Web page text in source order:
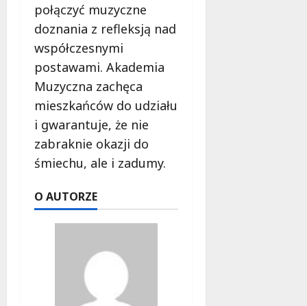
połączyć muzyczne
doznania z refleksją nad
współczesnymi
postawami. Akademia
Muzyczna zachęca
mieszkańców do udziału
i gwarantuje, że nie
zabraknie okazji do
śmiechu, ale i zadumy.
O AUTORZE